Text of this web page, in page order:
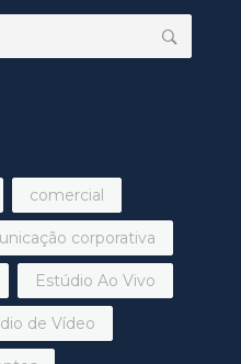
comercial
corporativa
Estúdio Ao Vivo
de Vídeo